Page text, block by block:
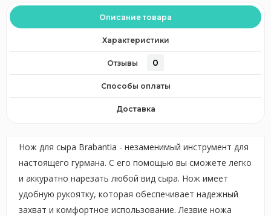
Описание товара
Характеристики
Отзывы 0
Способы оплаты
Доставка
Нож для сыра Brabantia - незаменимый инструмент для
настоящего гурмана. С его помощью вы сможете легко
и аккуратно нарезать любой вид сыра. Нож имеет
удобную рукоятку, которая обеспечивает надежный
захват и комфортное использование. Лезвие ножа